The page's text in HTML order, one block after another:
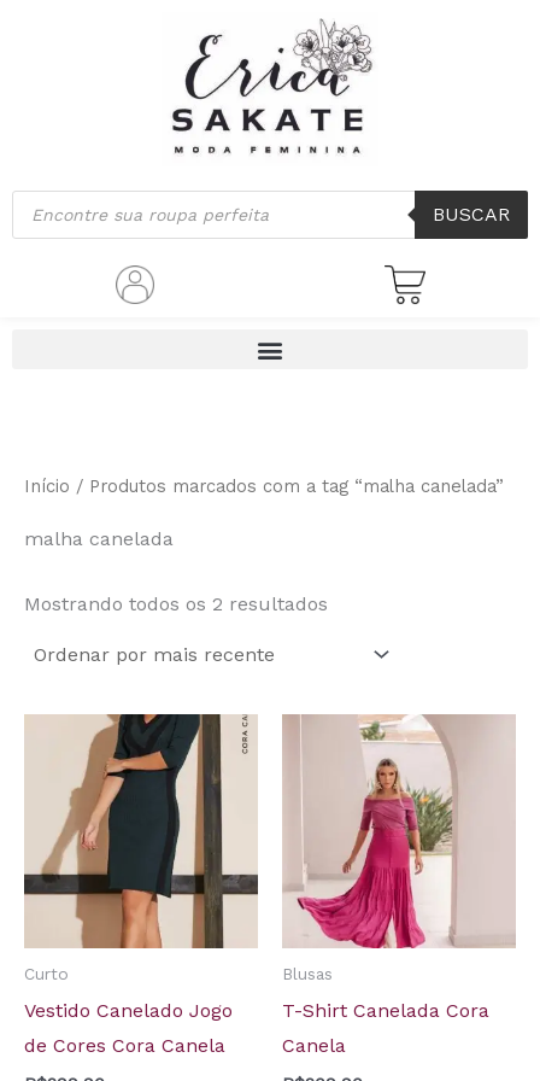
Pesquisar
produtos
BUSCAR
Início / Produtos marcados com a tag “malha canelada”
malha canelada
Mostrando todos os 2 resultados
por
mais
recente
Curto
Vestido Canelado Jogo
de Cores Cora Canela
Blusas
T-Shirt Canelada Cora
Canela